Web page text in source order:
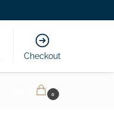
Checkout
0